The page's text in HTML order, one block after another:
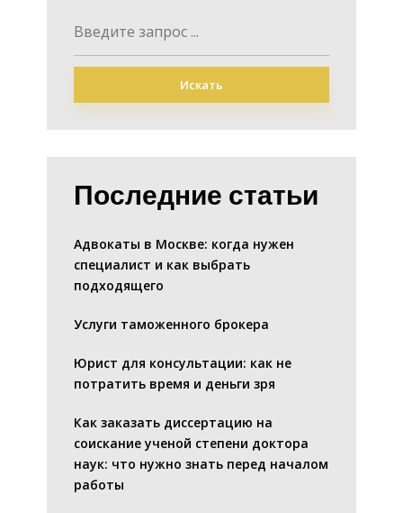
Искать
Последние статьи
Адвокаты в Москве: когда нужен
специалист и как выбрать
подходящего
Услуги таможенного брокера
Юрист для консультации: как не
потратить время и деньги зря
Как заказать диссертацию на
соискание ученой степени доктора
наук: что нужно знать перед началом
работы